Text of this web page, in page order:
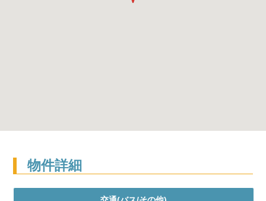
物件詳細